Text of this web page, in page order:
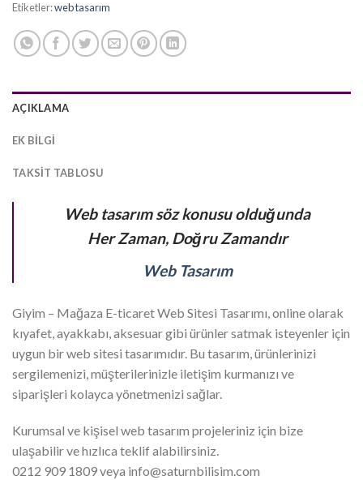
Etiketler:web tasarım
AÇIKLAMA
EK BILGI
TAKSIT TABLOSU
Web tasarım söz konusu olduğunda
Her Zaman, Doğru Zamandır
Web Tasarım
Giyim – Mağaza E-ticaret Web Sitesi Tasarımı, online olarak
kıyafet, ayakkabı, aksesuar gibi ürünler satmak isteyenler için
uygun bir web sitesi tasarımıdır. Bu tasarım, ürünlerinizi
sergilemenizi, müşterilerinizle iletişim kurmanızı ve
siparişleri kolayca yönetmenizi sağlar.
Kurumsal ve kişisel web tasarım projeleriniz için bize
ulaşabilir ve hızlıca teklif alabilirsiniz.
0212 909 1809 veya info@saturnbilisim.com